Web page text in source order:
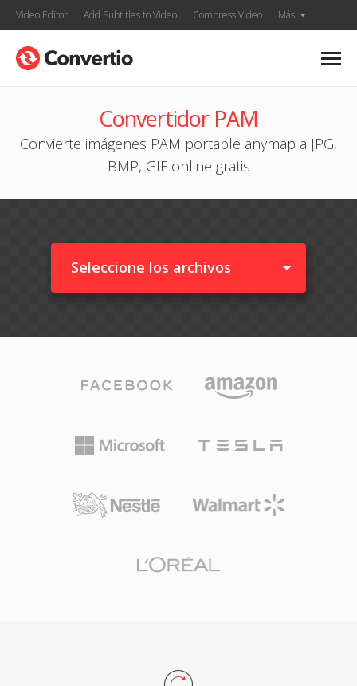
Video Editor Add Subtitles to Video Compress Video Más
Convertidor PAM
Convierte imágenes PAM portable anymap a JPG,
BMP, GIF online gratis
Seleccione los archivos